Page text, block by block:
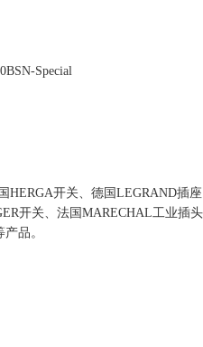
Special
HERGA开关、德国LEGRAND插
开关、法国MARECHAL工业插
品。